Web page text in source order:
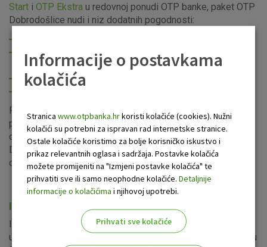
Start i OTP Ekstra u redovnoj ponudi OTP banke, paket OTP
Dobrodošlice nudi i niz dodatnih pogodnosti:
vođenje eurskog računa za redovno poslovanje bez
naknade
interne bezgotovinske naloge bez naknade
Pogodnosti paketa OTP Dobrodošlice mogu se koristiti u
periodu od 12 mjeseci od datuma ugovaranja paketa,
odnosno kredita. Istekom navedenog perioda paket OTP
Dobrodošlice prelazi u paket
OTP Start
ili u neku drugu
opciju ovisno o potrebama vašeg poslovanja.
Informirajte se o uštedama
Informirajte se o uštedama paketa OTP Dobrodošlica
usporedbom redovnih cijena proizvoda OTP banke i cijena u
Informacije o postavkama
kolačića
Stranica www.otpbanka.hrkoristi kolačiće (cookies). Nužni
kolačići su potrebni za ispravan rad internetske stranice.
Ostale kolačiće koristimo za bolje korisničko iskustvo i
prikaz relevantnih oglasa i sadržaja. Postavke kolačića
možete promijeniti na "Izmjeni postavke kolačića" te
prihvatiti sve ili samo neophodne kolačiće. Detaljnije
informacije o kolačićima i njihovoj upotrebi.
Prihvati sve kolačiće